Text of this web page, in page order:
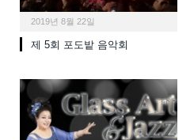
2019년 8월 22일
제 5회 포도밭 음악회